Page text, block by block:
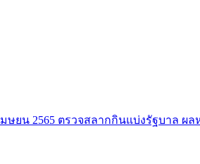
ษยน 2565 ตรวจสลากกินแบ่งรัฐบาล